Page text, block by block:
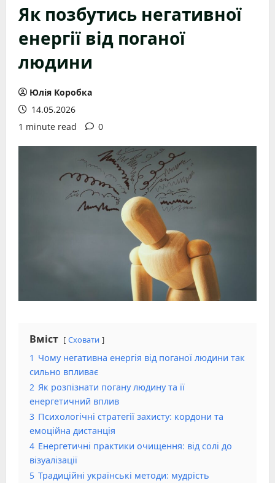
Як позбутись негативної
енергії від поганої
людини
Юлія Коробка
14.05.2026
1 minute read
0
Вміст Сховати
1 Чому негативна енергія від поганої людини так
сильно впливає
2 Як розпізнати погану людину та її
енергетичний вплив
3 Психологічні стратегії захисту: кордони та
емоційна дистанція
4 Енергетичні практики очищення: від солі до
візуалізації
5 Традиційні українські методи: мудрість